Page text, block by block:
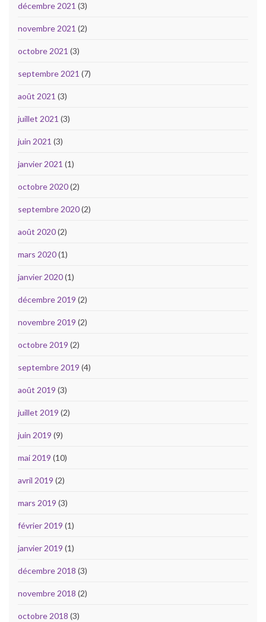
décembre 2021 (3)
novembre 2021 (2)
octobre 2021 (3)
septembre 2021 (7)
août 2021 (3)
juillet 2021 (3)
juin 2021 (3)
janvier 2021 (1)
octobre 2020(2)
septembre 2020(2)
août 2020(2)
mars 2020(1)
janvier 2020(1)
décembre 2019 (2)
novembre 2019 (2)
octobre 2019 (2)
septembre 2019 (4)
août 2019 (3)
juillet 2019 (2)
juin 2019 (9)
mai 2019 (10)
avril 2019 (2)
mars 2019 (3)
février 2019 (1)
janvier 2019 (1)
décembre 2018 (3)
novembre 2018 (2)
octobre 2018 (3)